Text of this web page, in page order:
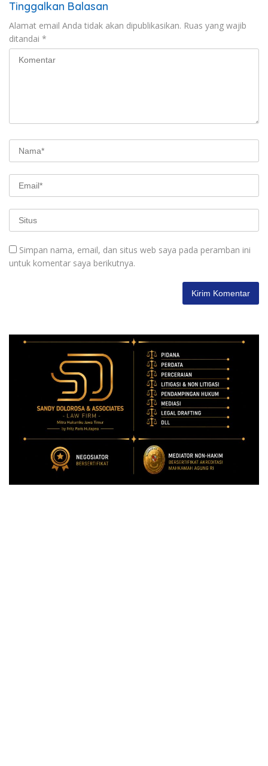
Tinggalkan Balasan
Alamat email Anda tidak akan dipublikasikan. Ruas yang wajib
ditandai *
Simpan nama, email, dan situs web saya pada peramban ini
untuk komentar saya berikutnya.